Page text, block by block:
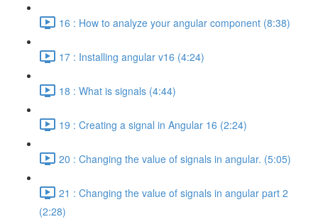
16 : How to analyze your angular component (8:38)
17 : Installing angular v16 (4:24)
18 : What is signals (4:44)
19 : Creating a signal in Angular 16 (2:24)
20 : Changing the value of signals in angular. (5:05)
21 : Changing the value of signals in angular part 2
(2:28)